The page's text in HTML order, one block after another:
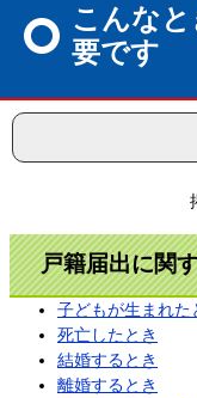
こんな
要です
戸籍届出に関
子どもが生まれた
死亡したとき
結婚するとき
離婚するとき